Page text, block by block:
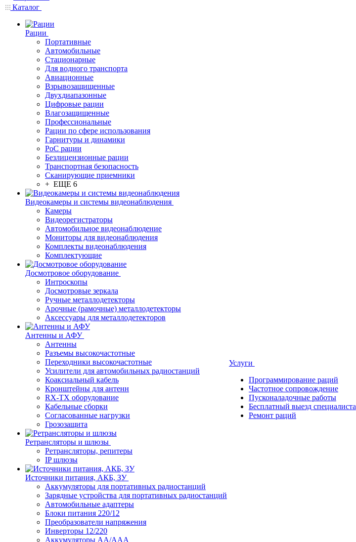
Каталог
Рации
Портативные
Автомобильные
Стационарные
Для водного транспорта
Авиационные
Взрывозащищенные
Двухдиапазонные
Цифровые рации
Влагозащищенные
Профессиональные
Рации по сфере использования
Гарнитуры и динамики
PoC рации
Безлицензионные рации
Транспортная безопасность
Сканирующие приемники
+ ЕЩЕ 6
Видеокамеры и системы видеонаблюдения
Камеры
Видеорегистраторы
Автомобильное видеонаблюдение
Мониторы для видеонаблюдения
Комплекты видеонаблюдения
Комплектующие
Досмотровое оборудование
Интроскопы
Досмотровые зеркала
Ручные металлодетекторы
Арочные (рамочные) металлодетекторы
Аксессуары для металлодетекторов
Антенны и АФУ
Антенны
Разъемы высокочастотные
Переходники высокочастотные
Усилители для автомобильных радиостанций
Коаксиальный кабель
Кронштейны для антенн
RX-TX оборудование
Кабельные сборки
Согласованные нагрузки
Грозозащита
Ретрансляторы и шлюзы
Ретрансляторы, репитеры
IP шлюзы
Источники питания, АКБ, ЗУ
Аккумуляторы для портативных радиостанций
Зарядные устройства для портативных радиостанций
Автомобильные адаптеры
Блоки питания 220/12
Преобразователи напряжения
Инверторы 12/220
Аккумуляторы АА/ААА
Услуги
Программирование раций
Частотное сопровождение
Пусконаладочные работы
Бесплатный выезд специалиста
Ремонт раций